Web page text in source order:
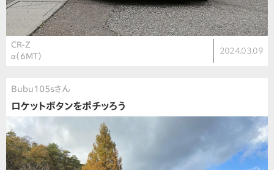
CR-Z
α（6MT）
2024.03.09
Bubu105sさん
ロケットボタンをポチッろう